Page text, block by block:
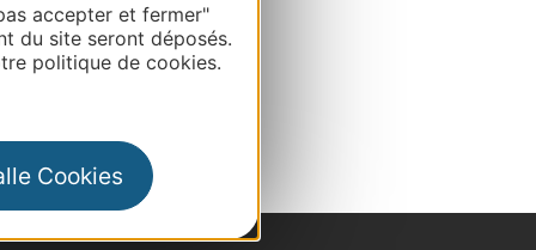
accepter et fermer"
du site seront déposés.
politique de cookies.
Cookies